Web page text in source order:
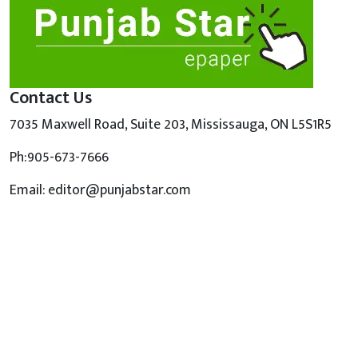
Contact Us
7035 Maxwell Road, Suite 203, Mississauga, ON L5S1R5
Ph:905-673-7666
Email: editor@punjabstar.com